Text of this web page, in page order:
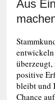
Aus
entwickeln
positive
bleibt und
Chance